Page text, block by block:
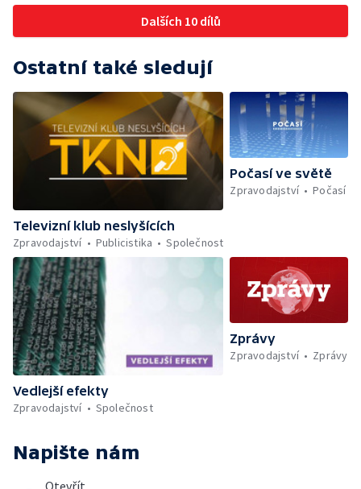
Dalších 10 dílů
Ostatní také sledují
Televizní klub neslyšících
Zpravodajství
Publicistika Společnost
Počasí ve světě
Zpravodajství
Počasí
Vedlejší efekty
Zpravodajství
Společnost
Zprávy
Zpravodajství
Zprávy
Napište nám